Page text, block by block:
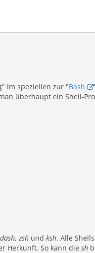
im speziellen zur "Bash
überhaupt ein Shell-
dash, zsh und ksh. Alle
Herkunft. So kann die sh